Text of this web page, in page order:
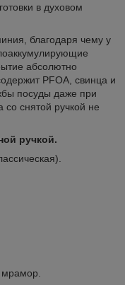
в духовом
благодаря чему у
абсолютно
PFOA, свинца и
посуды даже при
снятой ручкой не
ручкой.